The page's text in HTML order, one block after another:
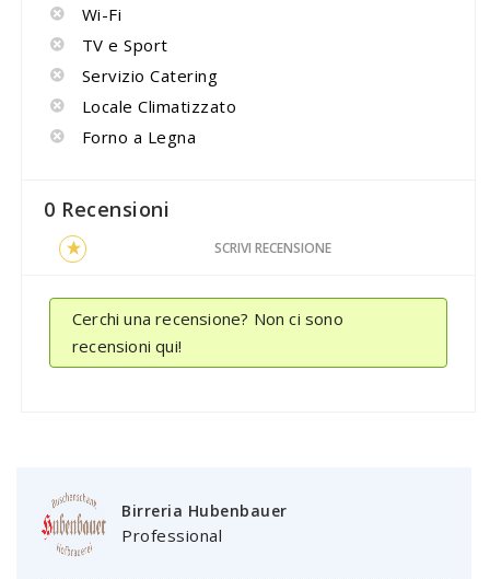
Wi-Fi
TV e Sport
Servizio Catering
Locale Climatizzato
Forno a Legna
0 Recensioni
SCRIVI RECENSIONE
Cerchi una recensione? Non ci sono
recensioni qui!
Birreria Hubenbauer
Professional